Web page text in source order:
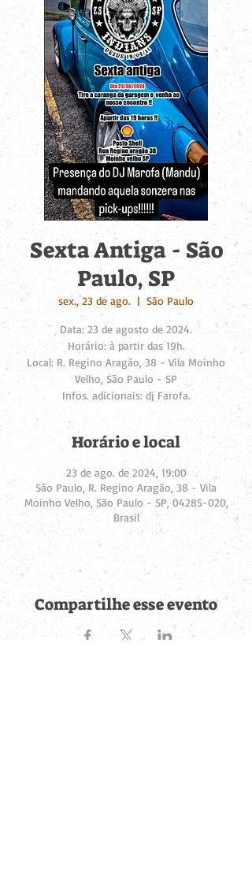
Sexta Antiga - São
Paulo, SP
sex., 23 de ago.
  |
São Paulo
Data: 23 de agosto de 2024.
Horário: à partir das 19h.
Local: R. Regino Aragão, 38 - Vila Moinho
Velho, São Paulo - SP
Infos. adicionais: dj Farofa.
Horário e local
23 de ago. de 2024, 19:00
São Paulo, R. Regino Aragão, 38 - Vila
Moinho Velho, São Paulo - SP, 04285-020,
Brasil
Compartilhe esse evento